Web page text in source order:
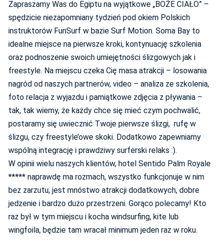
Zapraszamy Was do Egiptu na wyjątkowe „BOŻE CIAŁO” –
spędzicie niezapomniany tydzień pod okiem Polskich
instruktorów FunSurf w bazie Surf Motion. Soma Bay to
idealne miejsce na pierwsze kroki, kontynuację szkolenia
oraz podnoszenie swoich umiejętności ślizgowych jak i
freestyle. Na miejscu czeka Cię masa atrakcji – losowania
nagród od naszych partnerów, video – analiza ze szkolenia,
foto relacja z wyjazdu i pamiątkowe zdjęcia z pływania –
tak, tak wiemy, że każdy chce się mieć czym pochwalić,
postaramy się uwiecznić Twoje pierwsze ślizgi, rufę w
ślizgu, czy freestyle’owe skoki. Dodatkowo zapewniamy
wspólną integrację i prawdziwy surferski relaks :).
W opinii wielu naszych klientów, hotel Sentido Palm Royale
***** naprawdę ma rozmach, wszystko funkcjonuje w nim
bez zarzutu, jest mnóstwo atrakcji dodatkowych, dobre
jedzenie i bardzo dużo przestrzeni. Gorąco polecamy! Kto
raz był w tym miejscu i kocha windsurfing, kite lub
wingfoila, będzie tam wracał minimum jeden raz w roku.